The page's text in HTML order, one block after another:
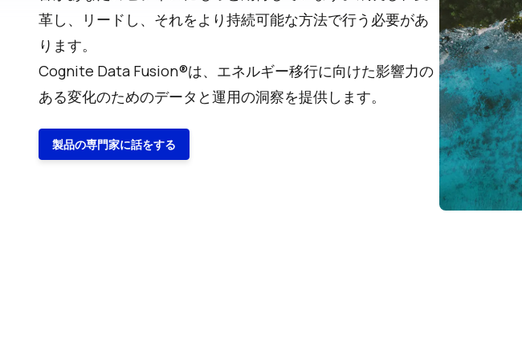
革し、リードし、それをより持続可能な方法で行う必要があ
ります。
Cognite Data Fusion®は、エネルギー移行に向けた影響力の
ある変化のためのデータと運用の洞察を提供します。
製品の専門家に話をする